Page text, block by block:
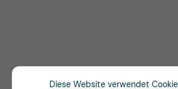
Diese Website verwendet